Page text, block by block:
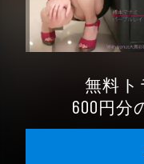
無料
600円分